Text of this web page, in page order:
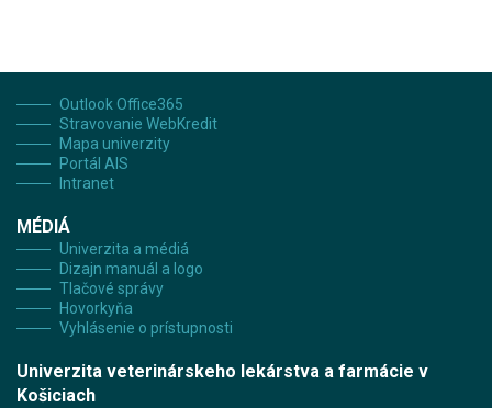
Outlook Office365
Stravovanie WebKredit
Mapa univerzity
Portál AIS
Intranet
MÉDIÁ
Univerzita a médiá
Dizajn manuál a logo
Tlačové správy
Hovorkyňa
Vyhlásenie o prístupnosti
Univerzita veterinárskeho lekárstva a farmácie v
Košiciach